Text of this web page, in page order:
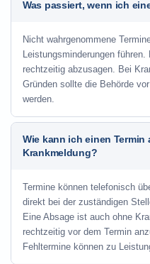
Was passiert, wenn ich
Nicht wahrgenommene
Leistungsminderungen
rechtzeitig abzusagen. Bei
Gründen sollte die Behörde
werden.
Wie kann ich einen Termin
Krankmeldung?
Termine können telefonisch
direkt bei der zuständigen
Eine Absage ist auch ohne
rechtzeitig vor dem Termin
Fehltermine können zu